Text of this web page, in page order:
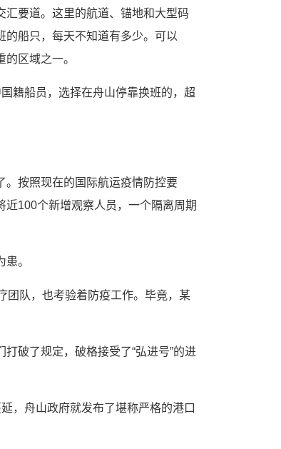
要道。这里的航道、锚地和大型码
船只，每天不知道有多少。可以
区域之一。
籍船员，选择在舟山停靠换班的，超
。按照现在的国际航运疫情防控要
100个新增观察人员，一个隔离周期
。
团队，也考验着防疫工作。毕竟，某
破了规定，破格接受了“弘进号”的进
，舟山政府就发布了堪称严格的港口